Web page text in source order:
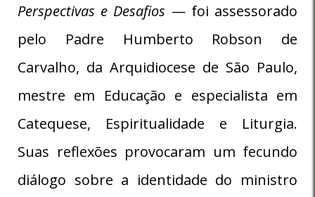
Perspectivas e Desafios — foi assessorado
pelo Padre Humberto Robson de
Carvalho, da Arquidiocese de São Paulo,
mestre em Educação e especialista em
Catequese, Espiritualidade e Liturgia.
Suas reflexões provocaram um fecundo
diálogo sobre a identidade do ministro